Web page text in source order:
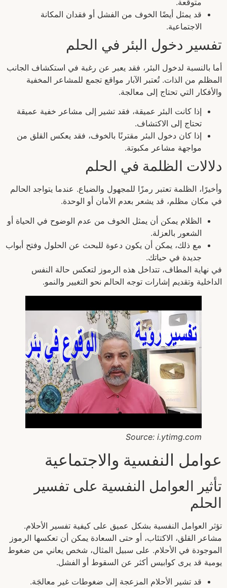
قد يمثل أيضًا الخوف من الفشل أو فقدان المكانة
الاجتماعية.
تفسير دخول البئر في الحلم
أما بالنسبة لدخول البئر، فقد يعبر عن رغبة في استكشاف الجانب
المظلم من الذات. تُعتبر الآبار مواقع تجمع للمشاعر المخفية
والأفكار التي تحتاج إلى معالجة.
إذا كانت البئر عميقة، فقد تشير إلى مشاعر خفية عميقة
تحتاج إلى الاكتشاف.
إذا كان دخول البئر مقترنًا بالخوف، فقد يعكس القلق من
مواجهة مشاعر مكبوتة.
دلالات الظلمة في الحلم
وأخيرًا، الظلمة تعتبر رمزًا للمجهول والضياع. عندما يتواجد الحالم
في مكان مظلم، قد يشعر بعدم الأمان أو الوحدة.
الظلام يمكن أن يمثل الخوف من عدم الوضوح في الحياة أو
الشعور بالعزلة.
مع ذلك، يمكن أن يكون دعوة للبحث عن الحلول وفتح أبواب
جديدة في حياتك.
في نهاية المطاف، تتداخل هذه الرموز لتعكس حالة النفس
الداخلية وتقديم إشارات توجه الحالم نحو التغيير والنمو.
Source: i.ytimg.com
عوامل النفسية والاجتماعية
تأثير العوامل النفسية على تفسير
الحلم
تؤثر العوامل النفسية بشكل عميق على كيفية تفسير الأحلام.
مشاعر القلق، الاكتئاب، أو حتى السعادة يمكن أن تعكسها الرموز
الموجودة في الأحلام. على سبيل المثال، شخص يعاني من ضغوط
يومية قد يرى كوابيس أكثر عن السقوط أو الفشل.
قد تشير الأحلام المزعجة إلى ضغوطات غير معالجَة.